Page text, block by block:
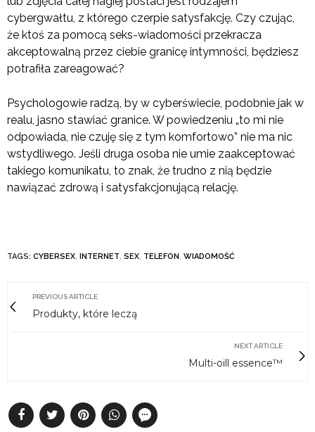
cybergwałtu, z którego czerpie satysfakcję. Czy czując,
że ktoś za pomocą seks-wiadomości przekracza
akceptowalną przez ciebie granicę intymności, będziesz
potrafiła zareagować?
Psychologowie radzą, by w cyberświecie, podobnie jak w
realu, jasno stawiać granice. W powiedzeniu „to mi nie
odpowiada, nie czuję się z tym komfortowo” nie ma nic
wstydliwego. Jeśli druga osoba nie umie zaakceptować
takiego komunikatu, to znak, że trudno z nią będzie
nawiązać zdrową i satysfakcjonującą relację.
TAGS: CYBERSEX, INTERNET, SEX, TELEFON, WIADOMOŚĆ
PREVIOUS ARTICLE
Produkty, które leczą
NEXT ARTICLE
Multi-oill essence™